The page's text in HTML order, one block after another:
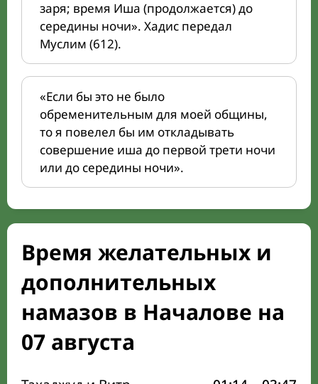
заря; время Иша (продолжается) до
середины ночи». Хадис передал
Муслим (612).
«Если бы это не было
обременительным для моей общины,
то я повелел бы им откладывать
совершение иша до первой трети ночи
или до середины ночи».
Время желательных и
дополнительных
намазов в Началове на
07 августа